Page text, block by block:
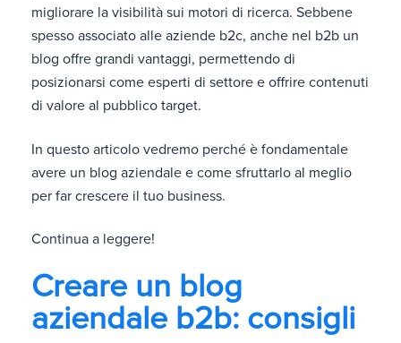
migliorare la visibilità sui motori di ricerca. Sebbene
spesso associato alle aziende b2c, anche nel b2b un
blog offre grandi vantaggi, permettendo di
posizionarsi come esperti di settore e offrire contenuti
di valore al pubblico target.
In questo articolo vedremo perché è fondamentale
avere un blog aziendale e come sfruttarlo al meglio
per far crescere il tuo business.
Continua a leggere!
Creare un blog
aziendale b2b: consigli